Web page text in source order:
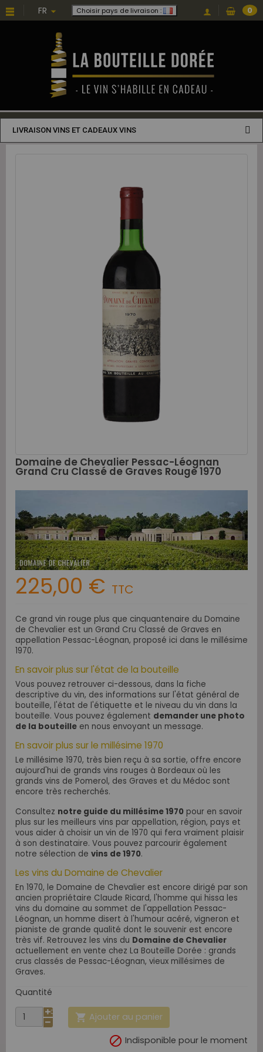
FR Choisir pays de livraison : 0
LIVRAISON VINS ET CADEAUX VINS
Domaine de Chevalier Pessac-Léognan
Grand Cru Classé de Graves Rouge 1970
225,00 € TTC
Ce grand vin rouge plus que cinquantenaire du Domaine
de Chevalier est un Grand Cru Classé de Graves en
appellation Pessac-Léognan, proposé ici dans le millésime
1970.
En savoir plus sur l'état de la bouteille
Vous pouvez retrouver ci-dessous, dans la fiche
descriptive du vin, des informations sur l'état général de
bouteille, l'état de l'étiquette et le niveau du vin dans la
bouteille. Vous pouvez également demander une photo
de la bouteille en nous envoyant un message.
En savoir plus sur le millésime 1970
Le millésime 1970, très bien reçu à sa sortie, offre encore
aujourd'hui de grands vins rouges à Bordeaux où les
grands vins de Pomerol, des Graves et du Médoc sont
encore très recherchés.
Consultez notre guide du millésime 1970 pour en savoir
plus sur les meilleurs vins par appellation, région, pays et
vous aider à choisir un vin de 1970 qui fera vraiment plaisir
à son destinataire. Vous pouvez parcourir également
notre sélection de vins de 1970.
Les vins du Domaine de Chevalier
En 1970, le Domaine de Chevalier est encore dirigé par son
ancien propriétaire Claude Ricard, l'homme qui hissa les
vins du domaine au sommet de l'appellation Pessac-
Léognan, un homme disert à l'humour acéré, vigneron et
pianiste de grande qualité dont le souvenir est encore
très vif. Retrouvez les vins du Domaine de Chevalier
actuellement en vente chez La Bouteille Dorée : grands
crus classés de Pessac-Léognan, vieux millésimes de
Graves.
Quantité
 Ajouter au panier
 Indisponible pour le moment